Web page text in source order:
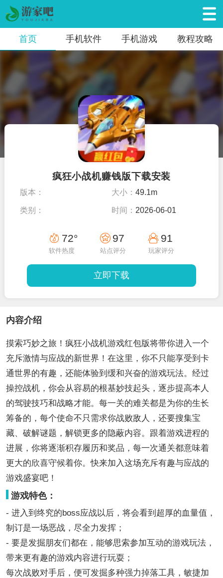
首页 手机软件 手机游戏 教程攻略
疯狂小战机赚钱版下载安装
版本： 大小： 49.1m
类别： 时间： 2026-06-01
72°
软件热度
97
站点评分
91
玩家评分
立即下载
内容介绍
摸索巧妙之旅！疯狂小战机游戏红包版将带你进入一个
充斥激情与应战的新世界！在这里，你不只能享受到卡
通世界的有趣，还能体验到缓和兴奋的游戏玩法。经过
操控战机，你会从容易的根基妙技起头，逐步提高本人
的驾驶技巧和战略才能。每一关的难关都是为你的生长
筹备的，每个使命不只需求你战败敌人，还要搜集宝
藏、破解谜题，解锁更多的隐蔽内容。跟着游戏进程的
进展，你将逐渐积存履历和奖品，每一次通关都意味着
更大的欣喜守候着你。快来加入这场充斥有趣与应战的
游戏盛宴吧！
游戏特色：
- 进入到终究的boss应战以后，将会看到超厚的血量值，
制订是一场恶战，尽全力发挥；
- 要是发掘朋友们都在，能够思索参加互动的游戏玩法，
带来更有趣的游戏内容进行玩耍；
每次战败对手后，便可发掘多种强力掉落工具，敏捷加